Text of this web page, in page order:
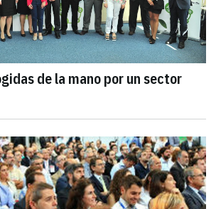
de la mano por un sector